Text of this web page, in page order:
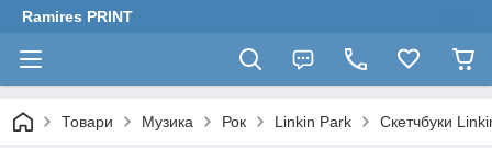
Ramires PRINT
Товари Музика Рок Linkin Park Скетчбуки